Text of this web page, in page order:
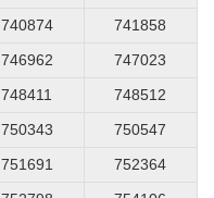
740874
741858
746962
747023
748411
748512
750343
750547
751691
752364